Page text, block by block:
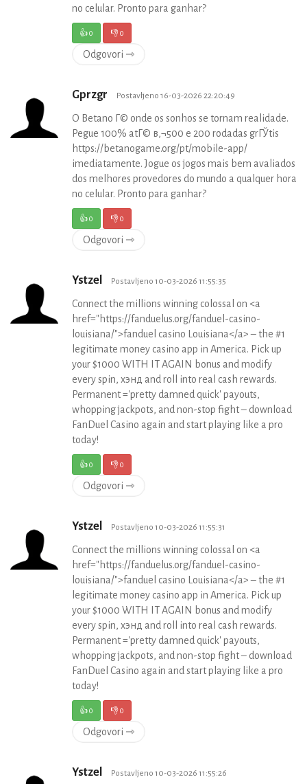
no celular. Pronto para ganhar?
👍0 👎0
Odgovori ⇾
Gprzgr Postavljeno 16-03-2026 22:20:49
O Betano Г© onde os sonhos se tornam realidade.
Pegue 100% atГ© в‚¬500 e 200 rodadas grГЎtis
https://betanogame.org/pt/mobile-app/
imediatamente. Jogue os jogos mais bem avaliados
dos melhores provedores do mundo a qualquer hora
no celular. Pronto para ganhar?
👍0 👎0
Odgovori ⇾
Ystzel Postavljeno 10-03-2026 11:55:35
Connect the millions winning colossal on <a
href="https://fanduelus.org/fanduel-casino-
louisiana/">fanduel casino Louisiana</a> – the #1
legitimate money casino app in America. Pick up
your $1000 WITH IT AGAIN bonus and modify
every spin, хэнд and roll into real cash rewards.
Permanent ='pretty damned quick' payouts,
whopping jackpots, and non-stop fight – download
FanDuel Casino again and start playing like a pro
today!
👍0 👎0
Odgovori ⇾
Ystzel Postavljeno 10-03-2026 11:55:31
Connect the millions winning colossal on <a
href="https://fanduelus.org/fanduel-casino-
louisiana/">fanduel casino Louisiana</a> – the #1
legitimate money casino app in America. Pick up
your $1000 WITH IT AGAIN bonus and modify
every spin, хэнд and roll into real cash rewards.
Permanent ='pretty damned quick' payouts,
whopping jackpots, and non-stop fight – download
FanDuel Casino again and start playing like a pro
today!
👍0 👎0
Odgovori ⇾
Ystzel Postavljeno 10-03-2026 11:55:26